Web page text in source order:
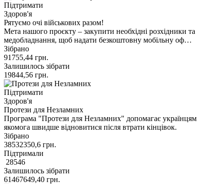
Підтримати
Здоров'я
Рятуємо очі військових разом!
Мета нашого проєкту – закупити необхідні розхідники та
медобладнання, щоб надати безкоштовну мобільну оф…
Зібрано
91755,44 грн.
Залишилось зібрати
19844,56 грн.
Підтримати
Здоров'я
Протези для Незламних
Програма "Протези для Незламних" допомагає українцям
якомога швидше відновитися після втрати кінцівок.
Зібрано
38532350,6 грн.
Підтримали
28546
Залишилось зібрати
61467649,40 грн.